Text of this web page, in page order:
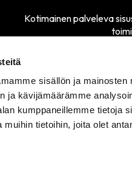
sisällön ja mainosten
ja kävijämäärämme
kumppaneillemme tietoja
muihin tietoihin, joita olet
Kotimainen palveleva
MYYMÄLÄMME
TI-PE 11-17